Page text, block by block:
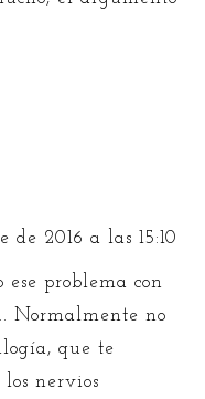
de 2016 a las 15:10
ese problema con
Normalmente no
que te
nervios